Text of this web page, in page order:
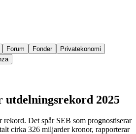
Forum Fonder
Privatekonomi
utdelningsrekord 2025
rekord. Det spår SEB som prognostiserar
cirka 326 miljarder kronor, rapporterar